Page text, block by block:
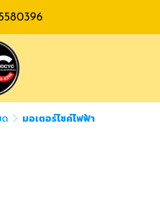
มอเตอร์ไซค์ไฟฟ้า